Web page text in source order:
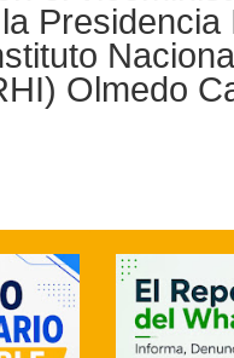
Olmedo